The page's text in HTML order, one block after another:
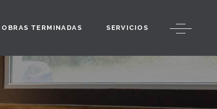
OBRAS TERMINADAS SERVICIOS